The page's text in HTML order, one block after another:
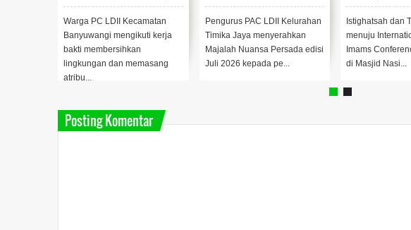
Warga PC LDII Kecamatan
Banyuwangi mengikuti kerja
bakti membersihkan
lingkungan dan memasang
atribu...
Timika
Pengurus PAC LDII Kelurahan
Timika Jaya menyerahkan
Majalah Nuansa Persada edisi
Juli 2026 kepada pe...
sebagai
Istighatsah dan
menuju
Imams
di Masjid Nasi...
Posting Komentar